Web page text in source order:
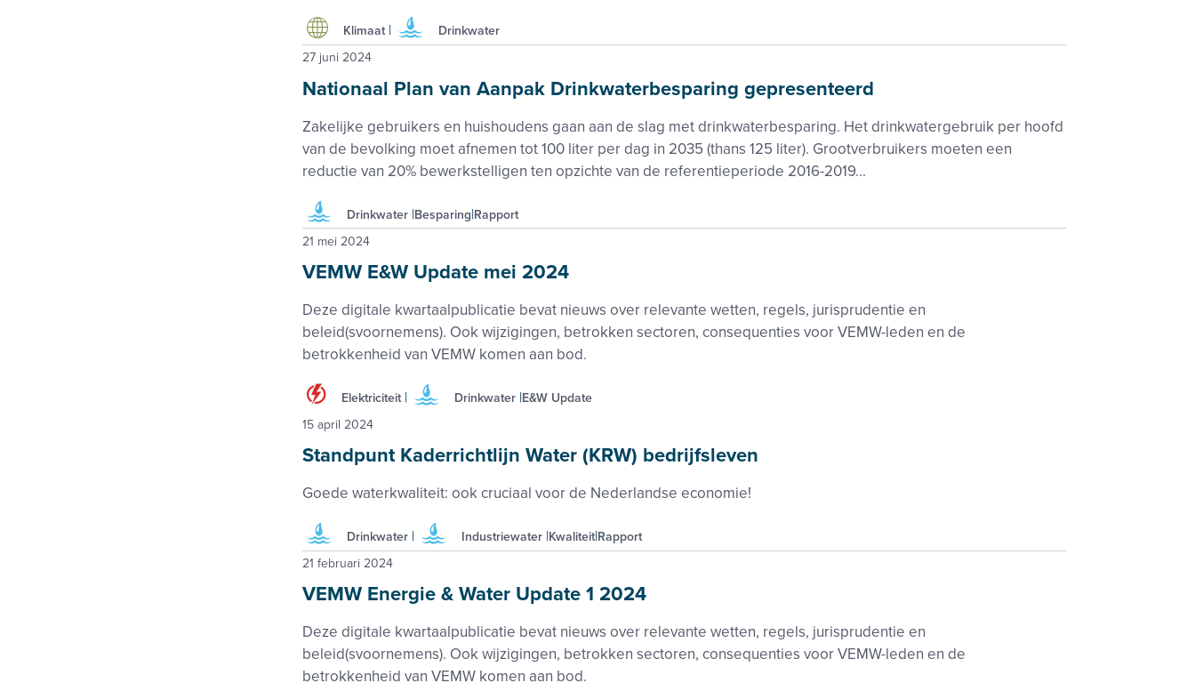
Klimaat Drinkwater
Nationaal Plan van Aanpak Drinkwaterbesparing gepresenteerd
Zakelijke gebruikers en huishoudens gaan aan de slag met drinkwaterbesparing. Het drinkwatergebruik per hoofd
van de bevolking moet afnemen tot 100 liter per dag in 2035 (thans 125 liter). Grootverbruikers moeten een
reductie van 20% bewerkstelligen ten opzichte van de referentieperiode 2016-2019...
27 juni 2024
Drinkwater Besparing Rapport
VEMW E&W Update mei 2024
Deze digitale kwartaalpublicatie bevat nieuws over relevante wetten, regels, jurisprudentie en
beleid(svoornemens). Ook wijzigingen, betrokken sectoren, consequenties voor VEMW-leden en de
betrokkenheid van VEMW komen aan bod.
21 mei 2024
Elektriciteit Drinkwater E&W Update
Standpunt Kaderrichtlijn Water (KRW) bedrijfsleven
Goede waterkwaliteit: ook cruciaal voor de Nederlandse economie!
15 april 2024
Drinkwater Industriewater Kwaliteit Rapport
VEMW Energie & Water Update 1 2024
Deze digitale kwartaalpublicatie bevat nieuws over relevante wetten, regels, jurisprudentie en
beleid(svoornemens). Ook wijzigingen, betrokken sectoren, consequenties voor VEMW-leden en de
betrokkenheid van VEMW komen aan bod.
21 februari 2024